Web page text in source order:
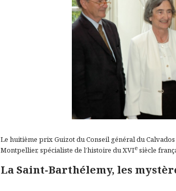
Le huitième prix Guizot du Conseil général du
Montpellier, spécialiste de l’histoire du XVIe siècle
La Saint-Barthélemy, les